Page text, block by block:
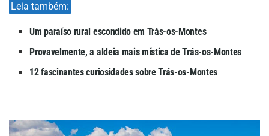
Leia também:
Um paraíso rural escondido em Trás-os-Montes
Provavelmente, a aldeia mais mística de Trás-os-Montes
12 fascinantes curiosidades sobre Trás-os-Montes